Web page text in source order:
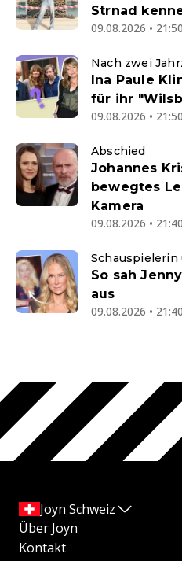
Strnad
09.08.2026 •
Nach zwei
Ina Paule
für ihr
09.08.2026 •
Abschied
Johannes
bewegtes
Kamera
09.08.2026 •
Schauspielerin
So sah
aus
09.08.2026 •
Joyn Schweiz
Über Joyn
Kontakt